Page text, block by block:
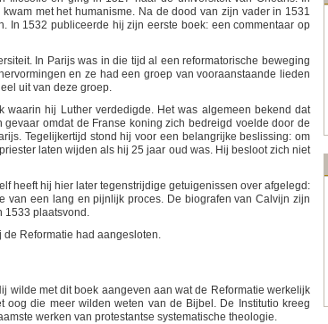
met het humanisme. Na de dood van zijn vader in 1531
In 1532 publiceerde hij zijn eerste boek: een commentaar op
In Parijs was in die tijd al een reformatorische beweging
en ze had een groep van vooraanstaande lieden
uit van deze groep.
hij Luther verdedigde. Het was algemeen bekend dat
omdat de Franse koning zich bedreigd voelde door de
Tegelijkertijd stond hij voor een belangrijke beslissing: om
laten wijden als hij 25 jaar oud was. Hij besloot zich niet
heeft hij hier later tegenstrijdige getuigenissen over afgelegd:
van een lang en pijnlijk proces. De biografen van Calvijn zijn
1533 plaatsvond.
Reformatie had aangesloten.
wilde met dit boek aangeven aan wat de Reformatie werkelijk
die meer wilden weten van de Bijbel. De Institutio kreeg
werken van protestantse systematische theologie.